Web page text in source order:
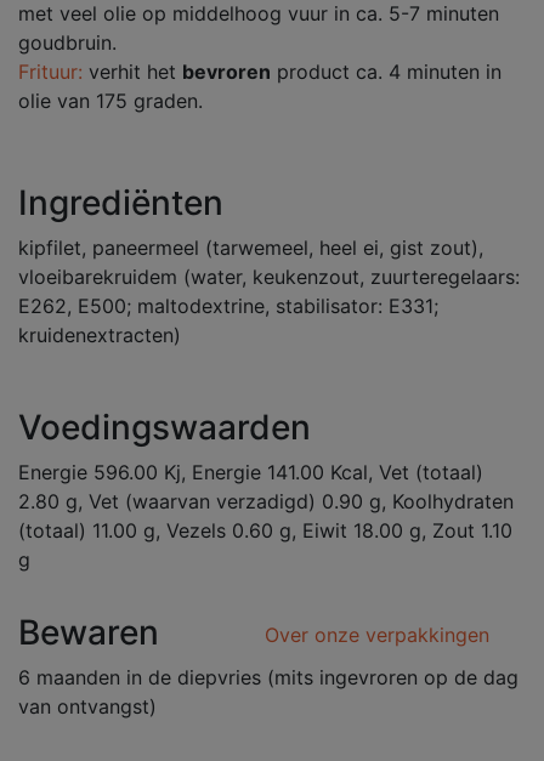
met veel olie op middelhoog vuur in ca. 5-7 minuten
goudbruin.
Frituur: verhit het bevroren product ca. 4 minuten in
olie van 175 graden.
Ingrediënten
kipfilet, paneermeel (tarwemeel, heel ei, gist zout),
vloeibarekruidem (water, keukenzout, zuurteregelaars:
E262, E500; maltodextrine, stabilisator: E331;
kruidenextracten)
Voedingswaarden
Energie 596.00 Kj, Energie 141.00 Kcal, Vet (totaal)
2.80 g, Vet (waarvan verzadigd) 0.90 g, Koolhydraten
(totaal) 11.00 g, Vezels 0.60 g, Eiwit 18.00 g, Zout 1.10
g
Bewaren
Over onze verpakkingen
6 maanden in de diepvries (mits ingevroren op de dag
van ontvangst)